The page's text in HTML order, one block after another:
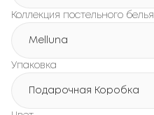
Коллекция постельного белья
Melluna
Упаковка
Подарочная Коробка